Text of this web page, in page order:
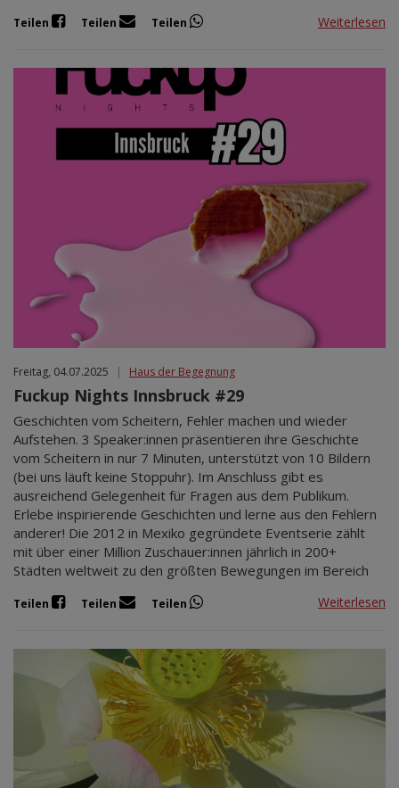
Teilen Teilen Teilen Weiterlesen
Freitag, 04.07.2025 | Haus der Begegnung
Fuckup Nights Innsbruck #29
Geschichten vom Scheitern, Fehler machen und wieder
Aufstehen. 3 Speaker:innen präsentieren ihre Geschichte
vom Scheitern in nur 7 Minuten, unterstützt von 10 Bildern
(bei uns läuft keine Stoppuhr). Im Anschluss gibt es
ausreichend Gelegenheit für Fragen aus dem Publikum.
Erlebe inspirierende Geschichten und lerne aus den Fehlern
anderer! Die 2012 in Mexiko gegründete Eventserie zählt
mit über einer Million Zuschauer:innen jährlich in 200+
Städten weltweit zu den größten Bewegungen im Bereich
Teilen Teilen Teilen Weiterlesen